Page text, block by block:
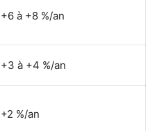
+6 à +8 %/an
+3 à +4 %/an
+2 %/an